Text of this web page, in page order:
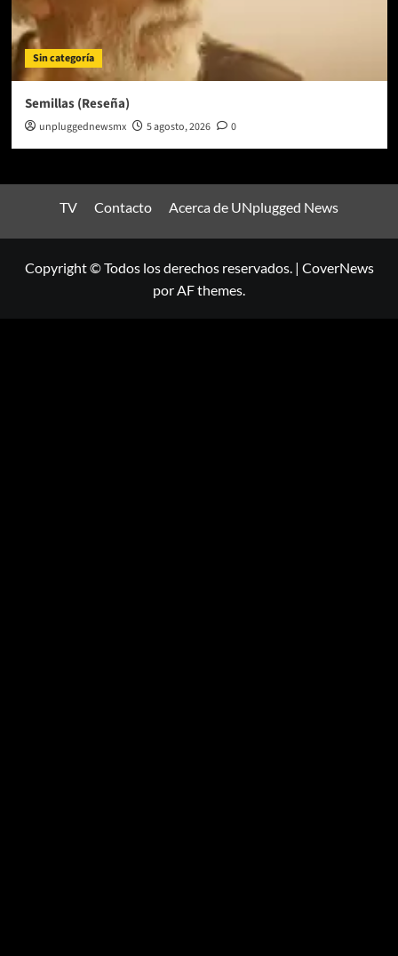
Sin categoría
Semillas (Reseña)
unpluggednewsmx 5 agosto, 2026 0
TV Contacto Acerca de UNplugged News
Copyright © Todos los derechos reservados. | CoverNews
por AF themes.